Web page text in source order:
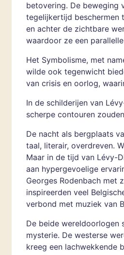
betovering. De beweging
tegelijkertijd beschermen
en achter de zichtbare
waardoor ze een
Het Symbolisme, met
wilde ook tegenwicht
van crisis en oorlog,
In de schilderijen van
scherpe contouren
De nacht als bergplaats
taal, literair, overdreven.
Maar in de tijd van Lévy-
aan hypergevoelige
Georges Rodenbach met
inspireerden veel
verbond met muziek van
De beide wereldoorlogen
mysterie. De westerse
kreeg een lachwekkende